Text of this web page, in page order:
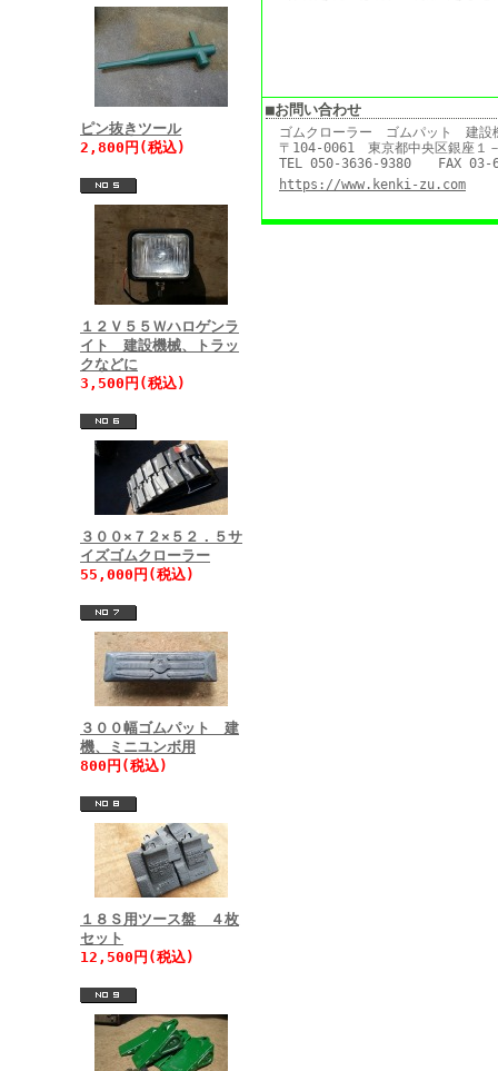
ピン抜きツール
2,800円(税込)
１２Ｖ５５Ｗハロゲンラ
イト 建設機械、トラッ
クなどに
3,500円(税込)
３００×７２×５２．５サ
イズゴムクローラー
55,000円(税込)
３００幅ゴムパット 建
機、ミニユンボ用
800円(税込)
１８Ｓ用ツース盤 ４枚
セット
12,500円(税込)
■お問い合わせ
ゴムクローラー ゴムパット 建
〒104-0061 東京都中央区銀座１
TEL 050-3636-9380 FAX 03-
https://www.kenki-zu.com